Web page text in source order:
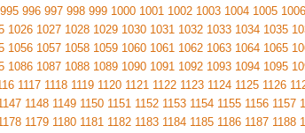
995 996 997 998 999 1000 1001 1002 1003 1004 1005 1006
1026 1027 1028 1029 1030 1031 1032 1033 1034 1035
1056 1057 1058 1059 1060 1061 1062 1063 1064 1065
1086 1087 1088 1089 1090 1091 1092 1093 1094 1095
1117 1118 1119 1120 1121 1122 1123 1124 1125 1126
1148 1149 1150 1151 1152 1153 1154 1155 1156 1157
1179 1180 1181 1182 1183 1184 1185 1186 1187 1188